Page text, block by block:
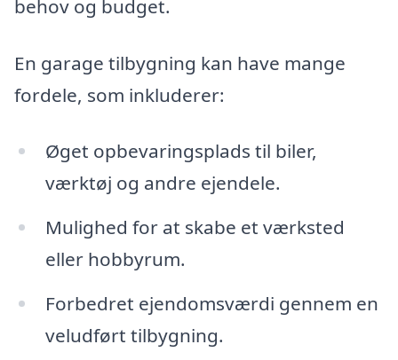
behov og budget.
En garage tilbygning kan have mange
fordele, som inkluderer:
Øget opbevaringsplads til biler,
værktøj og andre ejendele.
Mulighed for at skabe et værksted
eller hobbyrum.
Forbedret ejendomsværdi gennem en
veludført tilbygning.